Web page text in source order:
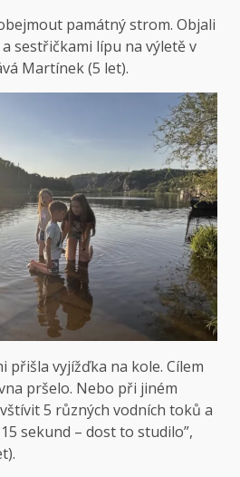
památný strom. Objali
sestřičkami lípu na výletě v
Martínek (5 let).
přišla vyjížďka na kole. Cílem
pršelo. Nebo při jiném
5 různých vodních toků a
sekund – dost to studilo”,